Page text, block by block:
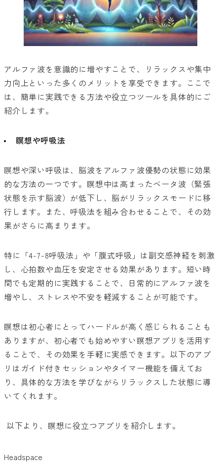
アルファ波を意識的に増やすことで、リラックスや集中
力向上といった多くのメリットを享受できます。ここで
は、簡単に実践できる方法や役立つツールを具体的にご
紹介します。
瞑想や呼吸法
瞑想や深い呼吸は、脳波をアルファ波優勢の状態に効果
的な方法の一つです。瞑想中は高まったベータ波（緊張
状態を示す脳波）が低下し、脳がリラックスモードに移
行します。また、呼吸法を組み合わせることで、その効
果がさらに高まります。
特に「4-7-8呼吸法」や「腹式呼吸」は副交感神経を刺激
し、心拍数や血圧を安定させる効果があります。短い時
間でも定期的に実践することで、日常的にアルファ波を
増やし、ストレスや不安を軽減することが可能です。
瞑想は初心者にとってハードルが高く感じられることも
ありますが、初心者でも始めやすい瞑想アプリを活用す
ることで、その効果を手軽に実感できます。以下のアプ
リはガイド付きセッションやタイマー機能を備えてお
り、具体的な方法を学びながらリラックスした状態に導
いてくれます。
以下より、瞑想に役立つアプリを紹介します。
Headspace